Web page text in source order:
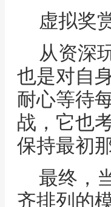
虚拟奖
从资深
也是对自
耐心等待
战，它也
保持最初
最终，
齐排列的